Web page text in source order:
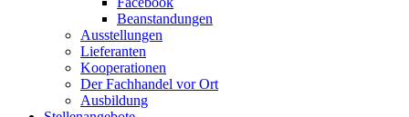
Beanstandungen
Ausstellungen
Lieferanten
Kooperationen
Der Fachhandel vor Ort
Ausbildung